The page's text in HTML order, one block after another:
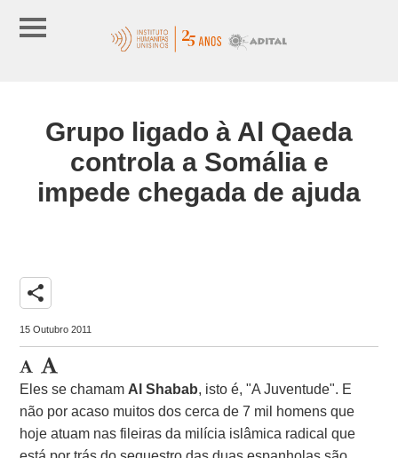
Grupo ligado à Al Qaeda
controla a Somália e
impede chegada de ajuda
share
15 Outubro 2011
Eles se chamam Al Shabab, isto é, "A Juventude". E
não por acaso muitos dos cerca de 7 mil homens que
hoje atuam nas fileiras da milícia islâmica radical que